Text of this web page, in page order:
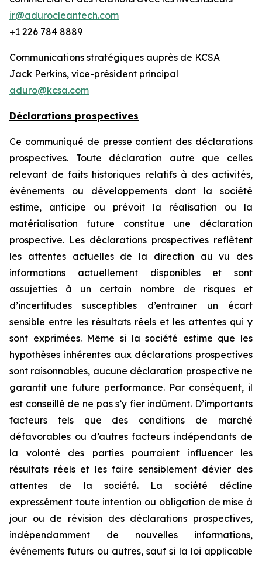
ir@adurocleantech.com
+1 226 784 8889
Communications stratégiques auprès de KCSA
Jack Perkins, vice-président principal
aduro@kcsa.com
Déclarations prospectives
Ce communiqué de presse contient des déclarations
prospectives. Toute déclaration autre que celles
relevant de faits historiques relatifs à des activités,
événements ou développements dont la société
estime, anticipe ou prévoit la réalisation ou la
matérialisation future constitue une déclaration
prospective. Les déclarations prospectives reflètent
les attentes actuelles de la direction au vu des
informations actuellement disponibles et sont
assujetties à un certain nombre de risques et
d’incertitudes susceptibles d’entraîner un écart
sensible entre les résultats réels et les attentes qui y
sont exprimées. Même si la société estime que les
hypothèses inhérentes aux déclarations prospectives
sont raisonnables, aucune déclaration prospective ne
garantit une future performance. Par conséquent, il
est conseillé de ne pas s’y fier indûment. D’importants
facteurs tels que des conditions de marché
défavorables ou d’autres facteurs indépendants de
la volonté des parties pourraient influencer les
résultats réels et les faire sensiblement dévier des
attentes de la société. La société décline
expressément toute intention ou obligation de mise à
jour ou de révision des déclarations prospectives,
indépendamment de nouvelles informations,
événements futurs ou autres, sauf si la loi applicable